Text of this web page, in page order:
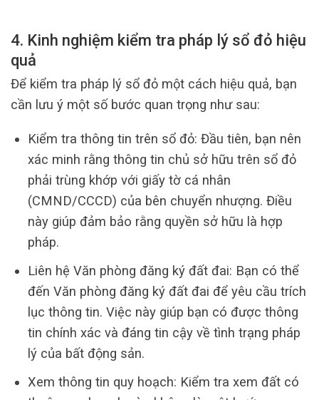
4. Kinh nghiệm kiểm tra pháp lý sổ đỏ hiệu
quả
Để kiểm tra pháp lý sổ đỏ một cách hiệu quả, bạn
cần lưu ý một số bước quan trọng như sau:
Kiểm tra thông tin trên sổ đỏ: Đầu tiên, bạn nên
xác minh rằng thông tin chủ sở hữu trên sổ đỏ
phải trùng khớp với giấy tờ cá nhân
(CMND/CCCD) của bên chuyển nhượng. Điều
này giúp đảm bảo rằng quyền sở hữu là hợp
pháp.
Liên hệ Văn phòng đăng ký đất đai: Bạn có thể
đến Văn phòng đăng ký đất đai để yêu cầu trích
lục thông tin. Việc này giúp bạn có được thông
tin chính xác và đáng tin cậy về tình trạng pháp
lý của bất động sản.
Xem thông tin quy hoạch: Kiểm tra xem đất có